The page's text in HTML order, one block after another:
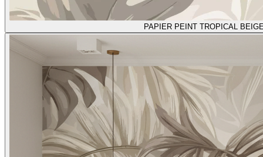
PAPIER PEINT TROPICAL